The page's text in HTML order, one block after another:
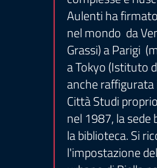
Aulenti ha
nel mondo da
Grassi) a Parigi
a Tokyo (Istituto
anche
Città Studi
nel 1987, la sede
la biblioteca. Si
l'impostazione